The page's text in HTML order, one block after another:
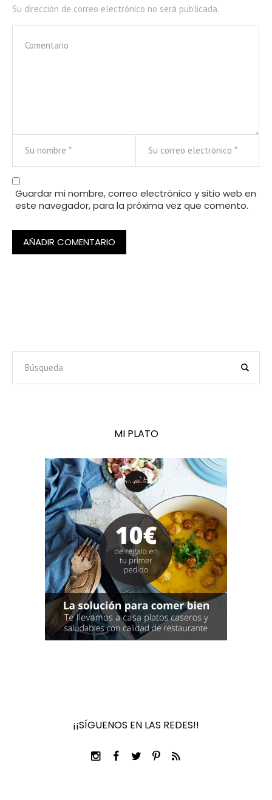
Su dirección de correo electrónico no será publicada.
Guardar mi nombre, correo electrónico y sitio web en
este navegador, para la próxima vez que comento.
MI PLATO
¡¡SÍGUENOS EN LAS REDES!!